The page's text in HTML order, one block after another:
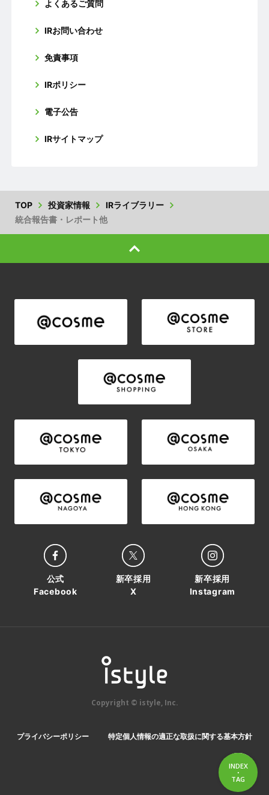
INDEX
TAG
INDEX
・
TAG
よくあるご質問
IRお問い合わせ
免責事項
IRポリシー
電子公告
IRサイトマップ
TOP 投資家情報
IRライブラリー
統合報告書・レポート他
公式
Facebook
新卒採用
X
新卒採用
Instagram
Copyright © istyle, Inc.
プライバシーポリシー 特定個人情報の適正な取扱に関する基本方針